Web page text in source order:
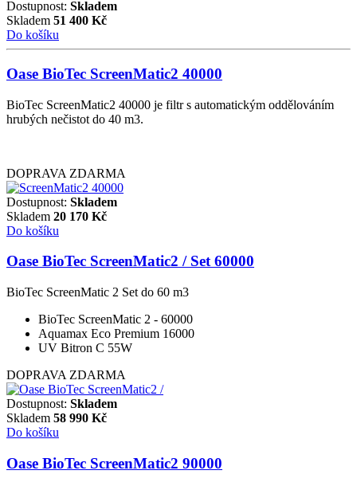
Dostupnost: Skladem
Skladem 51 400 Kč
Do košíku
Oase BioTec ScreenMatic2 40000
BioTec ScreenMatic2 40000 je filtr s automatickým oddělováním
hrubých nečistot do 40 m3.
DOPRAVA ZDARMA
Dostupnost: Skladem
Skladem 20 170 Kč
Do košíku
Oase BioTec ScreenMatic2 / Set 60000
BioTec ScreenMatic 2 Set do 60 m3
BioTec ScreenMatic 2 - 60000
Aquamax Eco Premium 16000
UV Bitron C 55W
DOPRAVA ZDARMA
Dostupnost: Skladem
Skladem 58 990 Kč
Do košíku
Oase BioTec ScreenMatic2 90000